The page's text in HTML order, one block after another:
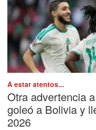
A estar atentos...
Otra advertencia
goleó a Bolivia y
2026